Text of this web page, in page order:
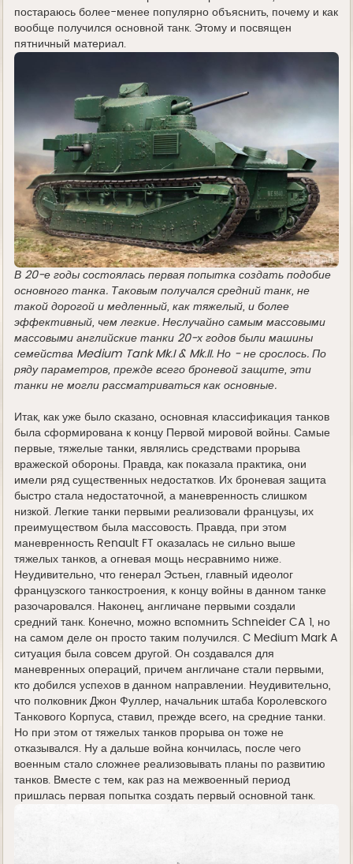
постараюсь более-менее популярно объяснить, почему и как
вообще получился основной танк. Этому и посвящен
пятничный материал.
В 20-е годы состоялась первая попытка создать подобие
основного танка. Таковым получался средний танк, не
такой дорогой и медленный, как тяжелый, и более
эффективный, чем легкие. Неслучайно самым массовыми
массовыми английские танки 20-х годов были машины
семейства Medium Tank Mk.I & Mk.II. Но - не срослось. По
ряду параметров, прежде всего броневой защите, эти
танки не могли рассматриваться как основные.
Итак, как уже было сказано, основная классификация танков
была сформирована к концу Первой мировой войны. Самые
первые, тяжелые танки, являлись средствами прорыва
вражеской обороны. Правда, как показала практика, они
имели ряд существенных недостатков. Их броневая защита
быстро стала недостаточной, а маневренность слишком
низкой. Легкие танки первыми реализовали французы, их
преимуществом была массовость. Правда, при этом
маневренность Renault FT оказалась не сильно выше
тяжелых танков, а огневая мощь несравнимо ниже.
Неудивительно, что генерал Эстьен, главный идеолог
французского танкостроения, к концу войны в данном танке
разочаровался. Наконец, англичане первыми создали
средний танк. Конечно, можно вспомнить Schneider CA 1, но
на самом деле он просто таким получился. С Medium Mark A
ситуация была совсем другой. Он создавался для
маневренных операций, причем англичане стали первыми,
кто добился успехов в данном направлении. Неудивительно,
что полковник Джон Фуллер, начальник штаба Королевского
Танкового Корпуса, ставил, прежде всего, на средние танки.
Но при этом от тяжелых танков прорыва он тоже не
отказывался. Ну а дальше война кончилась, после чего
военным стало сложнее реализовывать планы по развитию
танков. Вместе с тем, как раз на межвоенный период
пришлась первая попытка создать первый основной танк.